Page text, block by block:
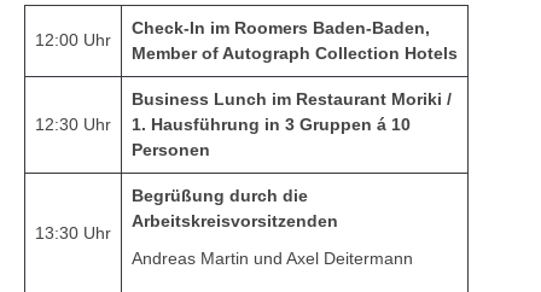
12:00 Uhr
Check-In im Roomers Baden-Baden,
Member of Autograph Collection Hotels
12:30 Uhr
Business Lunch im Restaurant Moriki /
1. Hausführung in 3 Gruppen á 10
Personen
13:30 Uhr
Begrüßung durch die
Arbeitskreisvorsitzenden
Andreas Martin und Axel Deitermann